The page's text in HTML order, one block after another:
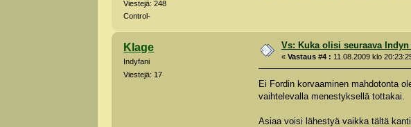
Viestejä: 248
Control-
Klage
Indyfani
Viestejä: 17
Vs: Kuka olisi seuraava
« Vastaus #4 : 11.08.2009 klo
Ei Fordin korvaaminen mahdotonta
vaihtelevalla menestyksellä tottakai.
Asiaa voisi lähestyä vaikka tältä